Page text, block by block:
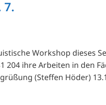
7.
Workshop dieses
204 ihre Arbeiten in den
(Steffen Höder)